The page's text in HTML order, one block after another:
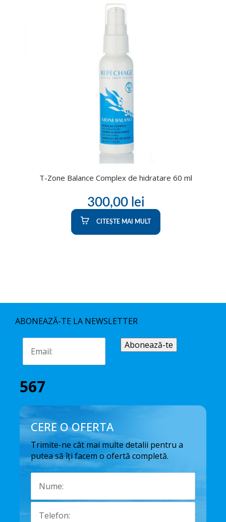
T-Zone Balance Complex de hidratare 60 ml
300,00 lei
CITEȘTE MAI MULT
ABONEAZĂ-TE LA NEWSLETTER
567
CERE O OFERTA
Trimite-ne cât mai multe detalii pentru a
putea să îți facem o ofertă completă.